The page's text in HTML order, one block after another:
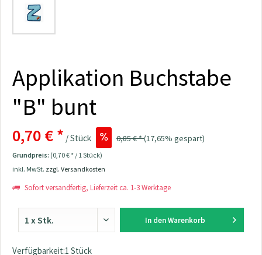
Applikation Buchstabe
"B" bunt
0,70 € * / Stück 0,85 € *(17,65% gespart)
Grundpreis: (0,70 € * / 1 Stück)
inkl. MwSt. zzgl. Versandkosten
Sofort versandfertig, Lieferzeit ca. 1-3 Werktage
In den Warenkorb
Verfügbarkeit:1 Stück